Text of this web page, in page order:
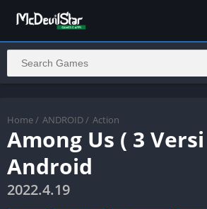
Home / ANDROID / Action
Among Us ( 3
Android
2022.4.19